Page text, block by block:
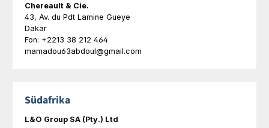
Chereault & Cie.
43, Av. du Pdt Lamine Gueye
Dakar
Fon: +2213 38 212 464
mamadou63abdoul@gmail.com
Südafrika
L&O Group SA (Pty.) Ltd